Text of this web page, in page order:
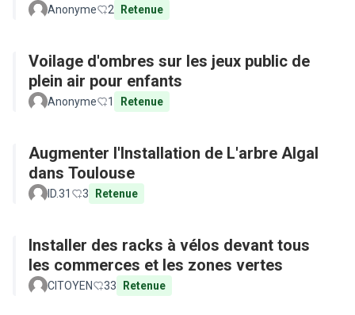
Anonyme 2 Retenue
Voilage d'ombres sur les jeux public de
plein air pour enfants
Anonyme 1 Retenue
Augmenter l'Installation de L'arbre Algal
dans Toulouse
ID.31 3 Retenue
Installer des racks à vélos devant tous
les commerces et les zones vertes
CITOYEN 33 Retenue